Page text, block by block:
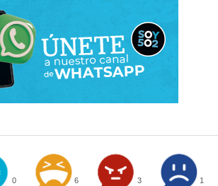
0 6 3 1